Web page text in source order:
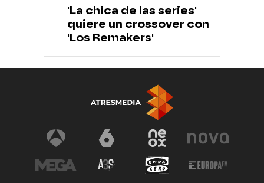
'La chica de las series'
quiere un crossover con
'Los Remakers'